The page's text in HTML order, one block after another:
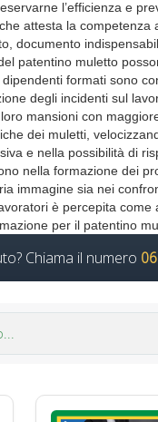
l’efficienza e
attesta la competenza
documento
patentino muletto
formati sono
degli incidenti sul
mansioni con
dei muletti,
e nella possibilità di
nella formazione dei
immagine sia nei
è percepita
per il patentino
Chiama il numero